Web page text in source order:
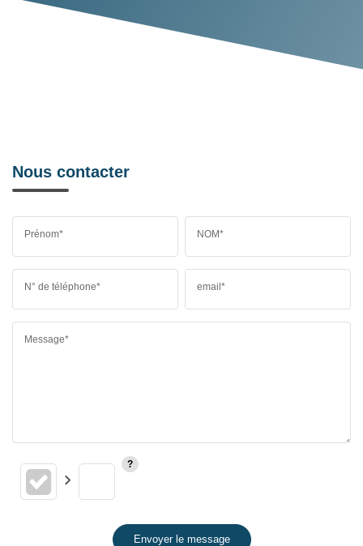
Nous contacter
Prénom* NOM*
N° de téléphone* email*
Message*
Envoyer le message